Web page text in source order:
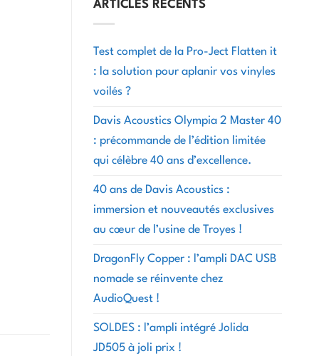
ARTICLES RÉCENTS
Test complet de la Pro-Ject Flatten it
: la solution pour aplanir vos vinyles
voilés ?
Davis Acoustics Olympia 2 Master 40
: précommande de l’édition limitée
qui célèbre 40 ans d’excellence.
40 ans de Davis Acoustics :
immersion et nouveautés exclusives
au cœur de l’usine de Troyes !
DragonFly Copper : l’ampli DAC USB
nomade se réinvente chez
AudioQuest !
SOLDES : l’ampli intégré Jolida
JD505 à joli prix !